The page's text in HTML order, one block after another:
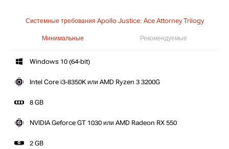
Системные требования Apollo Justice: Ace Attorney Trilogy
Минимальные Рекомендуемые
Windows 10 (64-bit)
Intel Core i3-8350K или AMD Ryzen 3 3200G
8 GB
NVIDIA Geforce GT 1030 или AMD Radeon RX 550
2 GB